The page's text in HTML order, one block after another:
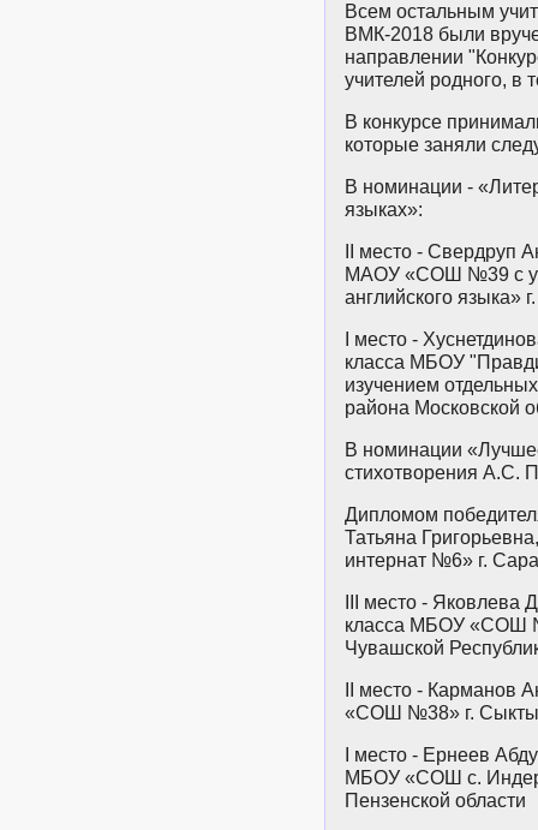
Всем остальным
ВМК-2018 были
направлении
учителей родного, в
В конкурсе
которые заняли
В номинации -
языках»:
II место - Свердруп
МАОУ «СОШ №39 с
английского языка»
I место -
класса МБОУ
изучением
района Московской
В номинации
стихотворения А.С.
Дипломом
Татьяна
интернат №6» г.
III место - Яковлева
класса МБОУ «СОШ
Чувашской
II место - Карманов
«СОШ №38» г.
I место - Ернеев
МБОУ «СОШ с.
Пензенской области